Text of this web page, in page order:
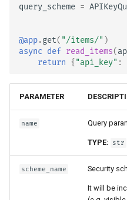
query_scheme =
@app.get( "/items/" )
async def read_items(
return { "api_key" :
PARAMETER
name Query
TYPE: str
scheme_name Security
It will be